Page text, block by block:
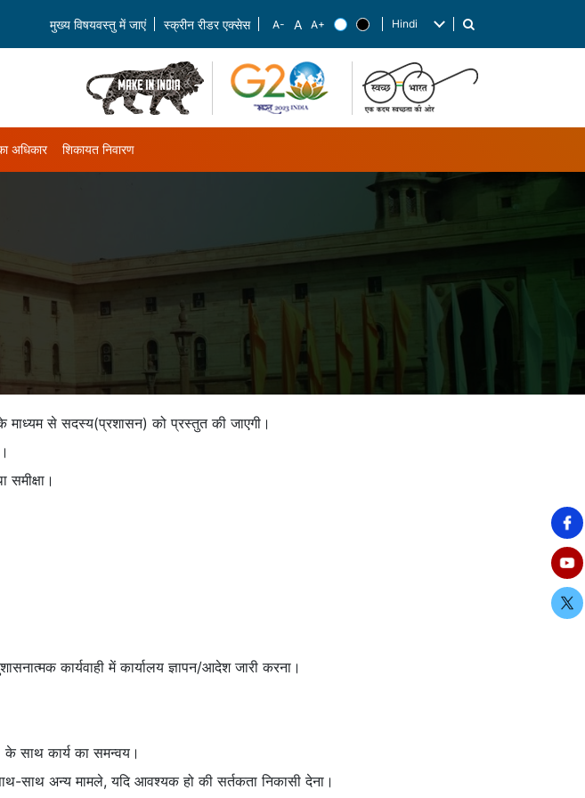
मुख्य विषयवस्तु में जाएं स्क्रीन रीडर एक्सेस Hindi List additional actions
कॉर्नर sub-navigation
अधिकार शिकायत निवारण
माध्यम से सदस्य(प्रशासन) को प्रस्तुत की जाएगी।
कार्यवाही में कार्यालय ज्ञापन/आदेश जारी करना।
के साथ कार्य का समन्वय।
साथ अन्य मामले, यदि आवश्यक हो की सर्तकता निकासी देना।